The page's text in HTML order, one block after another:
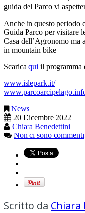
guida del Parco vi
Anche in questo periodo
Guida Parco per visitare
Casa dell’Agronomo ma
in mountain bike.
Scarica qui il programma
www.islepark.it/
News
20 Dicembre 2022
Chiara Benedettini
Non ci sono commenti
Scritto da Chiara